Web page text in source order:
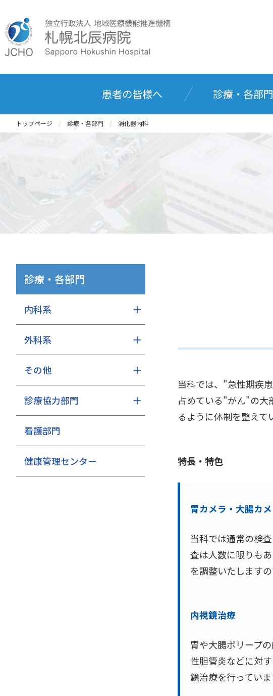
患者の皆様へ 診療・各部門
トップページ 診療・各部門 消化器内科
診療・各部門
内科系
外科系
その他
診療協力部門
看護部門
健康管理センター
当科では、"急性期疾
占めている"がん"の大
るように体制を整えて
特長・特色
胃カメラ・大腸カ
当科では通常の検
査は人数に限りも
を調整いたします
内視鏡治療
胃や大腸ポリープ
性胆管炎などに対
鏡治療を行っていま